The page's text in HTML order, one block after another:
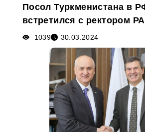
Медиа
Афиша
Посол Туркменистана в
встретился с ректором
1039 30.03.2024